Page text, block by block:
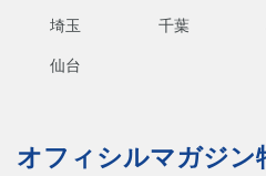
埼玉 千葉
仙台
オフィシルマガジン